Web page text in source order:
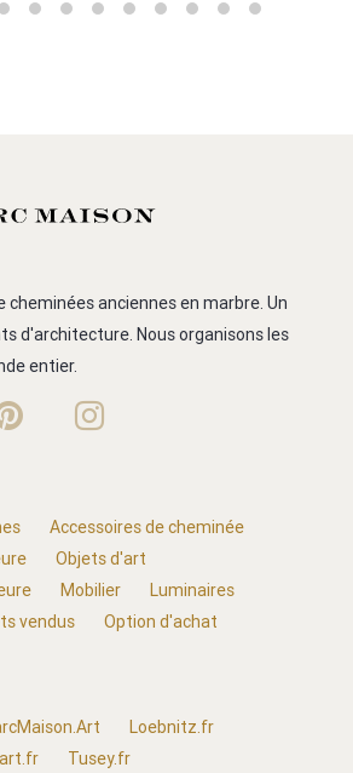
cheminées anciennes en marbre. Un
d'architecture. Nous organisons les
entier.
Accessoires de cheminée
Objets d'art
Mobilier
Luminaires
vendus Option d'achat
Loebnitz.fr
Tusey.fr